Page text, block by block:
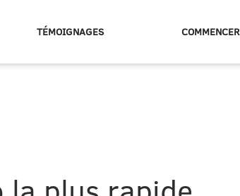
TÉMOIGNAGES COMMENCER